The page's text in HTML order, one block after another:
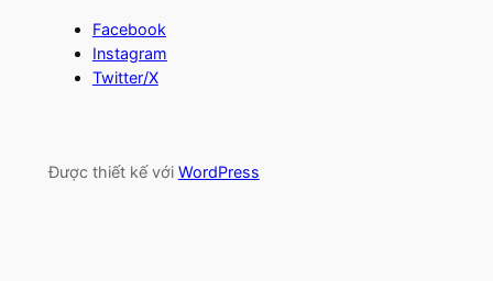
Facebook
Instagram
Twitter/X
Được thiết kế với WordPress